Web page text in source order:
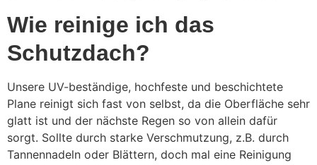
Wie reinige ich das
Schutzdach?
Unsere UV-beständige, hochfeste und beschichtete
Plane reinigt sich fast von selbst, da die Oberfläche sehr
glatt ist und der nächste Regen so von allein dafür
sorgt. Sollte durch starke Verschmutzung, z.B. durch
Tannennadeln oder Blättern, doch mal eine Reinigung